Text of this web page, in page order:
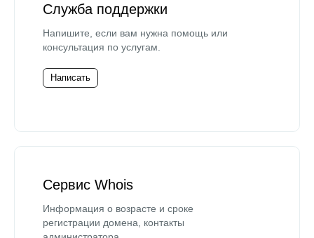
Служба поддержки
Напишите, если вам нужна помощь или
консультация по услугам.
Написать
Сервис Whois
Информация о возрасте и сроке
регистрации домена, контакты